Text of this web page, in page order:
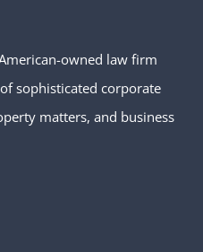
owned law firm
sophisticated corporate
matters, and business